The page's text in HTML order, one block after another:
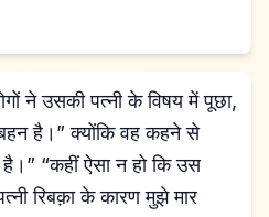
ने उसकी पत्नी के विषय में पूछा,
है।” क्योंकि वह कहने से
है।” “कहीं ऐसा न हो कि उस
रिबक़ा के कारण मुझे मार